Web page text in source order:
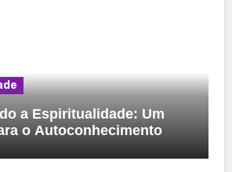
a Espiritualidade: Um
o Autoconhecimento